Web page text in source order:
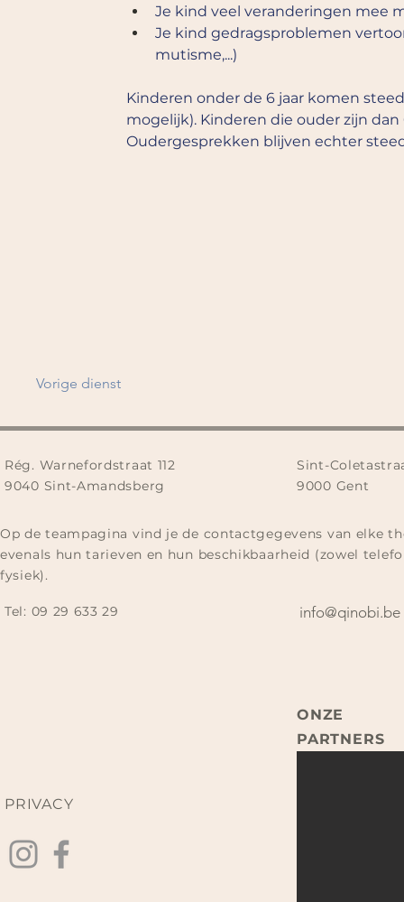
Je kind veel veranderingen mee
Je kind gedragsproblemen
mutisme,...)
Kinderen onder de 6 jaar komen
mogelijk). Kinderen die ouder zijn
Oudergesprekken blijven echter
Vorige dienst
Rég. Warnefordstraat 112
9040 Sint-Amandsberg
Sint-
9000 Gent
Op de teampagina vind je de contactgegevens van elke
evenals hun tarieven en hun beschikbaarheid (zowel
fysiek).
Tel: 09 29 633 29​ info@qinobi.be
ONZE
PARTNERS
PRIVACY